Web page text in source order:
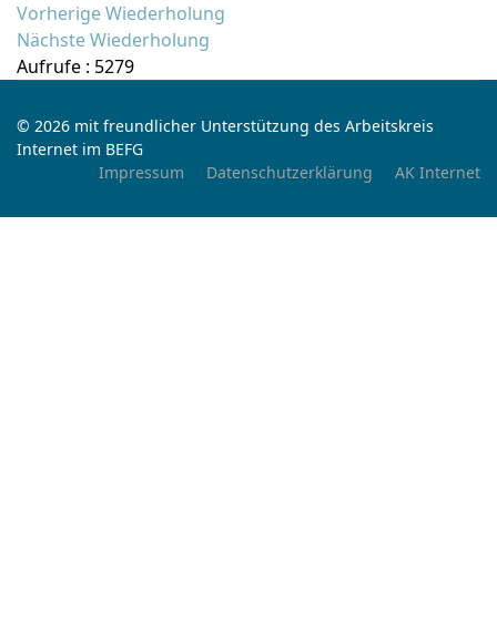
Vorherige Wiederholung
Nächste Wiederholung
Aufrufe : 5279
© 2026 mit freundlicher Unterstützung des Arbeitskreis
Internet im BEFG
Impressum
Datenschutzerklärung AK Internet